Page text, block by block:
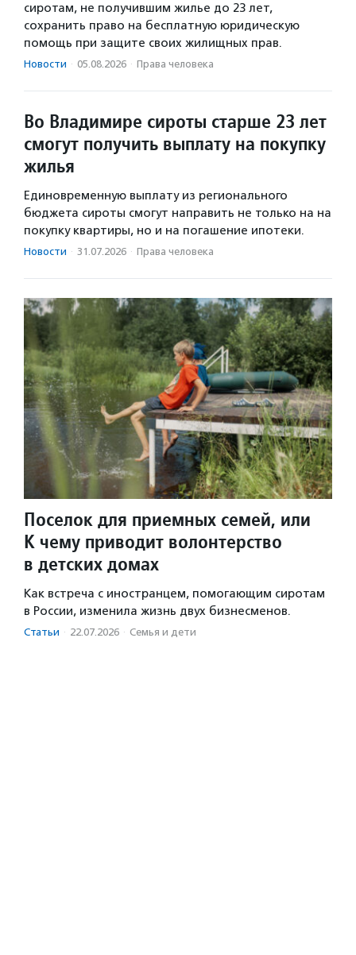
сиротам, не получившим жилье до 23 лет,
сохранить право на бесплатную юридическую
помощь при защите своих жилищных прав.
Новости · 05.08.2026 · Права человека
Во Владимире сироты старше 23 лет
смогут получить выплату на покупку
жилья
Единовременную выплату из регионального
бюджета сироты смогут направить не только на на
покупку квартиры, но и на погашение ипотеки.
Новости · 31.07.2026 · Права человека
Поселок для приемных семей, или
К чему приводит волонтерство
в детских домах
Как встреча с иностранцем, помогающим сиротам
в России, изменила жизнь двух бизнесменов.
Статьи · 22.07.2026 · Семья и дети